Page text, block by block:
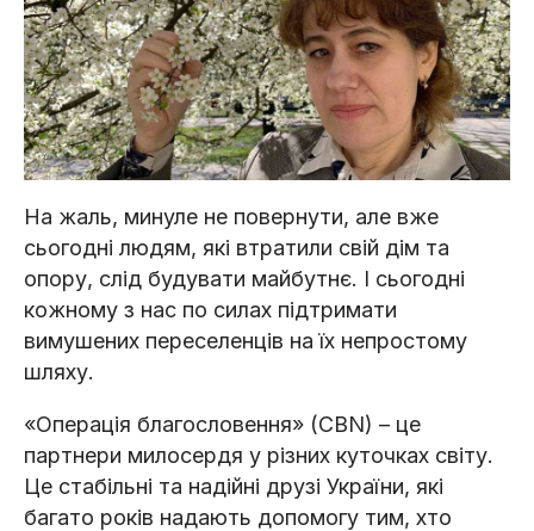
На жаль, минуле не повернути, але вже
сьогодні людям, які втратили свій дім та
опору, слід будувати майбутнє. І сьогодні
кожному з нас по силах підтримати
вимушених переселенців на їх непростому
шляху.
«Операція благословення» (CBN) – це
партнери милосердя у різних куточках світу.
Це стабільні та надійні друзі України, які
багато років надають допомогу тим, хто